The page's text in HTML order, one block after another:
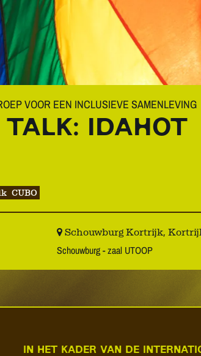
TALK: IDAHOT
VOOR EEN INCLUSIEVE SAMENLEVING
CUBO
Schouwburg Kortrijk,
Schouwburg - zaal UTOOP
IN HET KADER VAN DE